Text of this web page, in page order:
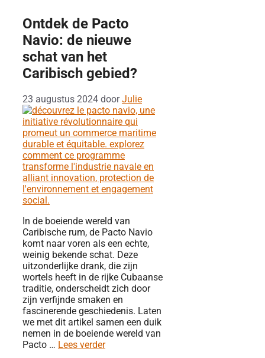
Ontdek de Pacto
Navio: de nieuwe
schat van het
Caribisch gebied?
23 augustus 2024 doorJulie
In de boeiende wereld van
Caribische rum, de Pacto Navio
komt naar voren als een echte,
weinig bekende schat. Deze
uitzonderlijke drank, die zijn
wortels heeft in de rijke Cubaanse
traditie, onderscheidt zich door
zijn verfijnde smaken en
fascinerende geschiedenis. Laten
we met dit artikel samen een duik
nemen in de boeiende wereld van
Pacto … Lees verder